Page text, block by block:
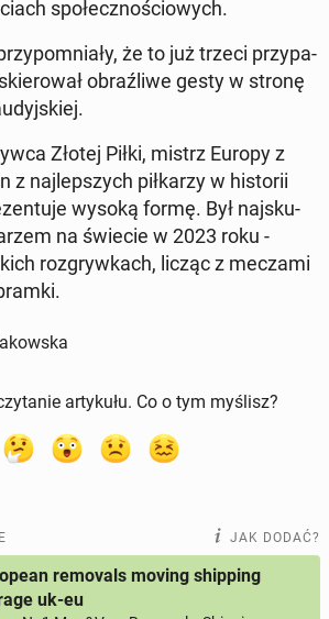
spo­łecz­no­ścio­wych.
że to już trzeci przy­pa­
ob­raź­li­we gesty w stronę
Złotej Piłki, mistrz Europy z
z naj­lep­szych pił­ka­rzy w hi­sto­rii
wysoką formę. Był naj­sku­
na świecie w 2023 roku -
roz­gryw­kach, licząc z meczami
artykułu. Co o tym myślisz?
JAK DODAĆ?
removals moving shipping
uk-eu